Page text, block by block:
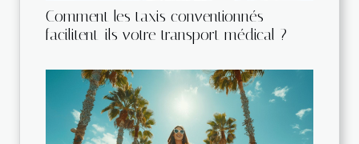
Comment les taxis conventionnés
facilitent-ils votre transport médical ?